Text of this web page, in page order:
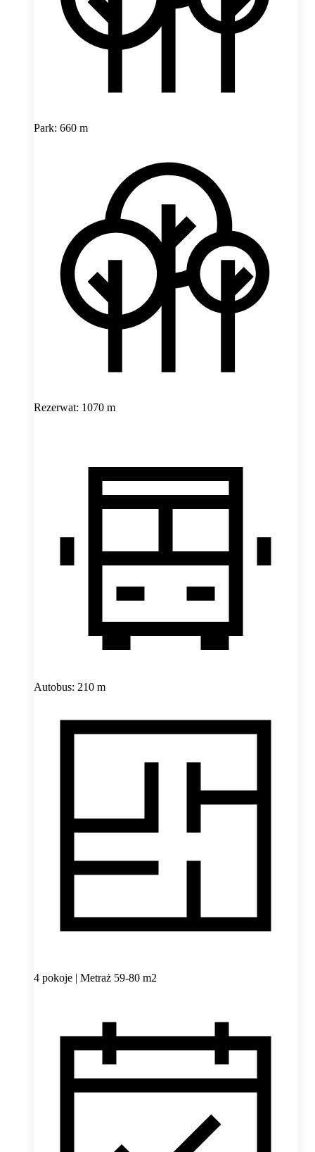
Park: 660 m
Rezerwat: 1070 m
Autobus: 210 m
4 pokoje | Metraż 59-80 m2